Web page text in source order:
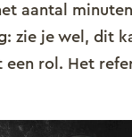
aantal
zie je wel, dit
rol. Het